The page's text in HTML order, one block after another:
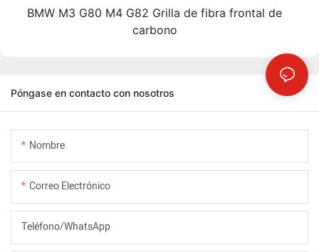
BMW M3 G80 M4 G82 Grilla de fibra frontal de
carbono
Póngase en contacto con nosotros
Nombre
Correo Electrónico
Teléfono/WhatsApp